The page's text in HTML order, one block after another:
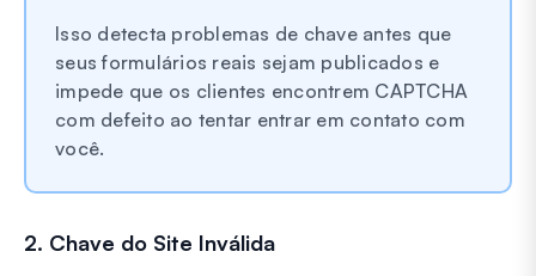
Isso detecta problemas de chave antes que
seus formulários reais sejam publicados e
impede que os clientes encontrem CAPTCHA
com defeito ao tentar entrar em contato com
você.
2. Chave do Site Inválida